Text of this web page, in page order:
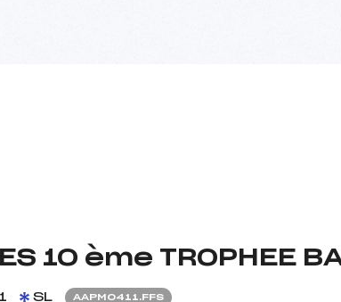
10 ème TROPHEE
SL AAPM0411.FFS